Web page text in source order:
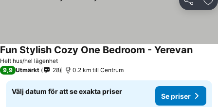
Dela
Helt hus/hel lägenhet
Fun Stylish Cozy One Bedroom - Yerevan
9,9 Utmärkt 28 0.2 km till Centrum
Välj datum för att se exakta priser
Se priser